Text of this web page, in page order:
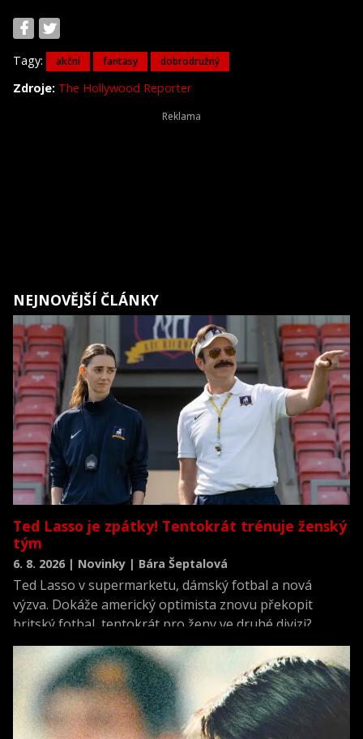
Tagy: akční fantasy dobrodružný
Zdroje: The Hollywood Reporter
NEJNOVĚJŠÍ ČLÁNKY
Ted Lasso je zpátky! Tentokrát trénuje ženský
tým
6. 8. 2026 | Novinky | Bára Šeptalová
Ted Lasso v supermarketu, dámský fotbal a nová
výzva. Dokáže americký optimista znovu překopit
britský fotbal, tentokrát pro ženy ve druhé divizi?